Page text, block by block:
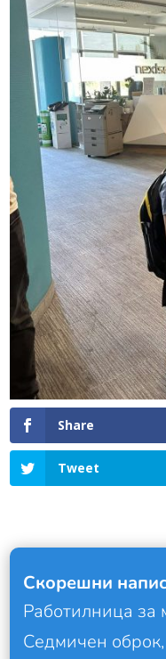
Share
Tweet
Скорешни
Работилница за
Седмичен